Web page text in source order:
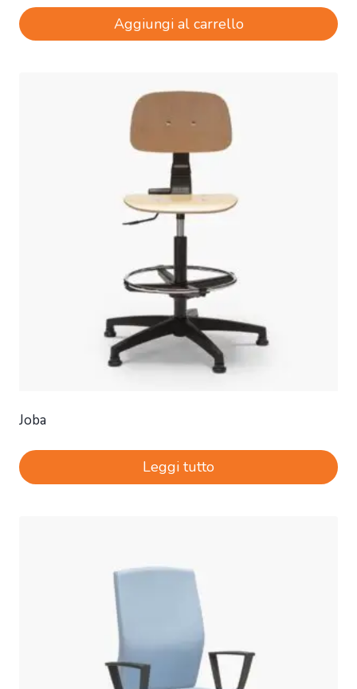
Aggiungi al carrello
Joba
Leggi tutto